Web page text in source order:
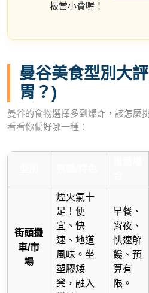
板當小費喔！
曼谷美食型別大
胃？)
曼谷的食物選擇多到爆炸，該怎麼
看看你偏好哪一種：
街頭攤
車/市
場
煙火氣十
足！便
宜、快
速、地道
風味。坐
塑膠矮
凳，融入
早餐、
宵夜、
快速解
饞、預
算有
限。